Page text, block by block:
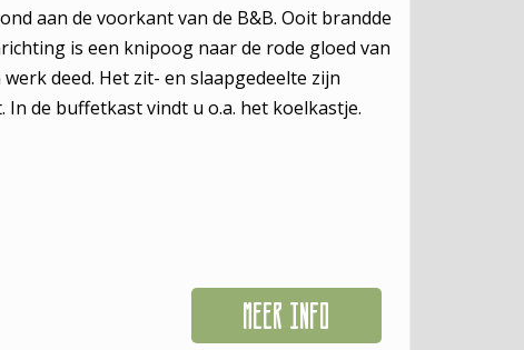
aan de voorkant van de B&B. Ooit brandde
is een knipoog naar de rode gloed van
deed. Het zit- en slaapgedeelte zijn
de buffetkast vindt u o.a. het koelkastje.
MEER INFO